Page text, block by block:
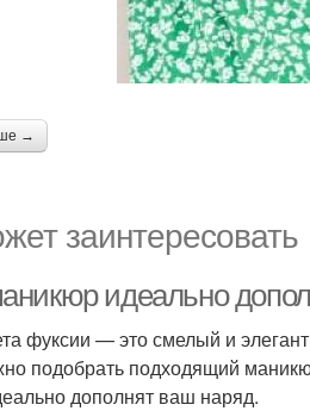
→
заинтересовать
идеально
фуксии — это смелый и
подобрать подходящий
дополнят ваш наряд.